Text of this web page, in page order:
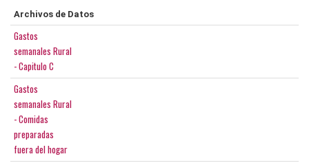
Archivos de Datos
Gastos
semanales Rural
- Capitulo C
Gastos
semanales Rural
- Comidas
preparadas
fuera del hogar